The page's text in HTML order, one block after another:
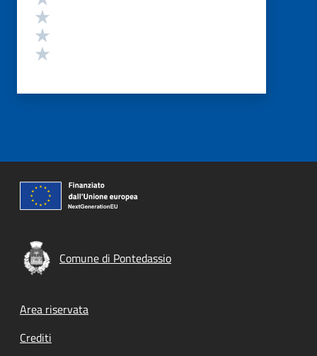
Comune di Pontedassio
Footer menu
Area riservata
Crediti